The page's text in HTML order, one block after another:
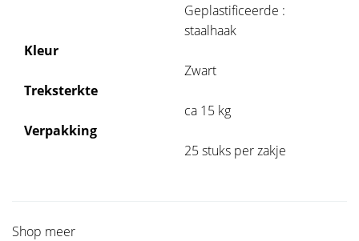
Geplastificeerde :
staalhaak
Kleur
Zwart
Treksterkte
ca 15 kg
Verpakking
25 stuks per zakje
Shop meer